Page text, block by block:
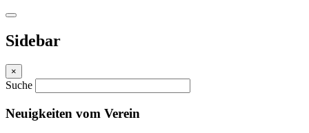
Sidebar
×
Suche
Neuigkeiten vom Verein